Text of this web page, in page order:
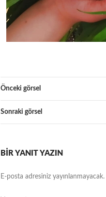
Önceki görsel
Sonraki görsel
BIR YANIT YAZIN
E-posta adresiniz yayınlanmayacak.